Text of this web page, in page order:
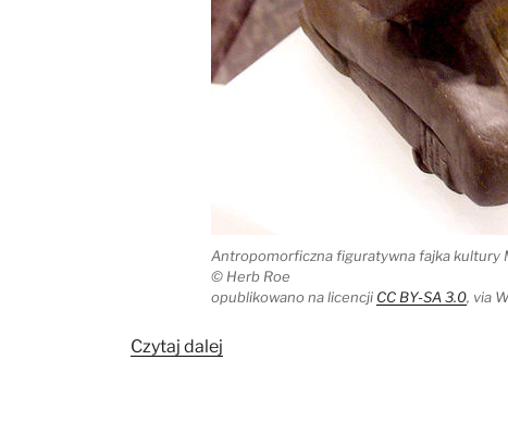
Antropomorficzna figuratywna fajka kultury
© Herb Roe
opublikowano na licencji CC BY-SA 3.0, via
Czytaj dalej